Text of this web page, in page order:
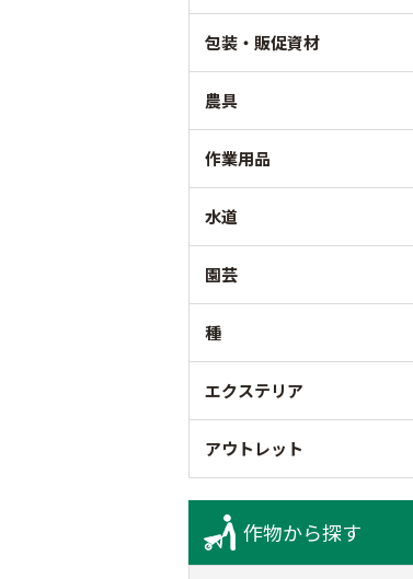
包装・販促資材
農具
作業用品
水道
園芸
種
エクステリア
アウトレット
作物から探す